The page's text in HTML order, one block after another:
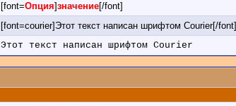
[font=Опция]значение[/font]
[font=courier]Этот текст написан шрифтом Courier[/font]
Этот текст написан шрифтом Courier